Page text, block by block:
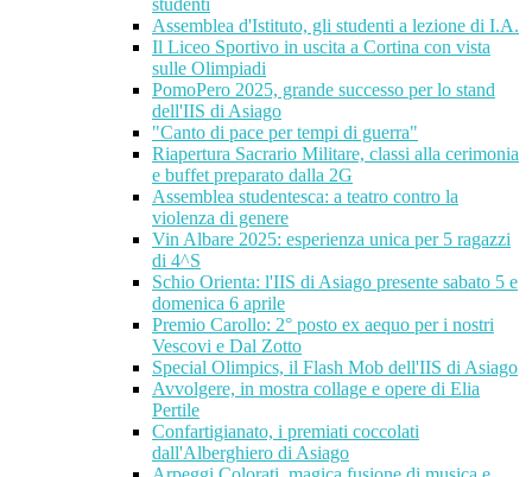
studenti
Assemblea d'Istituto, gli studenti a lezione di I.A.
Il Liceo Sportivo in uscita a Cortina con vista
sulle Olimpiadi
PomoPero 2025, grande successo per lo stand
dell'IIS di Asiago
"Canto di pace per tempi di guerra"
Riapertura Sacrario Militare, classi alla cerimonia
e buffet preparato dalla 2G
Assemblea studentesca: a teatro contro la
violenza di genere
Vin Albare 2025: esperienza unica per 5 ragazzi
di 4^S
Schio Orienta: l'IIS di Asiago presente sabato 5 e
domenica 6 aprile
Premio Carollo: 2° posto ex aequo per i nostri
Vescovi e Dal Zotto
Special Olimpics, il Flash Mob dell'IIS di Asiago
Avvolgere, in mostra collage e opere di Elia
Pertile
Confartigianato, i premiati coccolati
dall'Alberghiero di Asiago